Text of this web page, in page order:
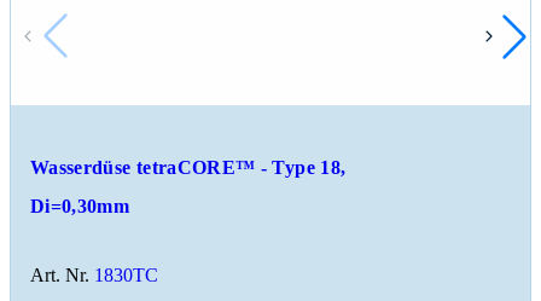
Wasserdüse tetraCORE™ - Type 18,
Di=0,30mm
Art. Nr. 1830TC